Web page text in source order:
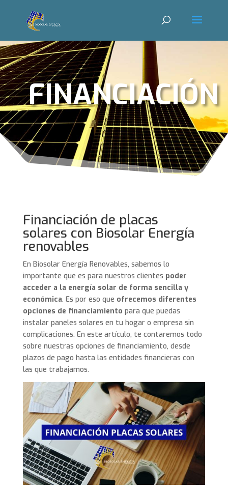
FINANCIACIÓN
Financiación de placas
solares con Biosolar Energía
renovables
En Biosolar Energía Renovables, sabemos lo
importante que es para nuestros clientes poder
acceder a la energía solar de forma sencilla y
económica. Es por eso que ofrecemos diferentes
opciones de financiamiento para que puedas
instalar paneles solares en tu hogar o empresa sin
complicaciones. En este artículo, te contaremos todo
sobre nuestras opciones de financiamiento, desde
plazos de pago hasta las entidades financieras con
las que trabajamos.